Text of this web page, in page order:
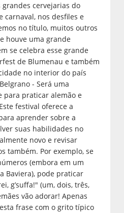
cervejarias do
carnaval, nos desfiles e
no título, muitos outros
houve uma grande
se celebra esse grande
de Blumenau e também
no interior do país
- Será uma
para praticar alemão e
festival oferece a
aprender sobre a
suas habilidades no
novo e revisar
também. Por exemplo, se
(embora em um
Baviera), pode praticar
g’suffa!" (um, dois, três,
vão adorar! Apenas
frase com o grito típico